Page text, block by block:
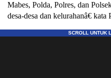
Mabes, Polda, Polres, dan
desa-desa dan kelurahanâ€